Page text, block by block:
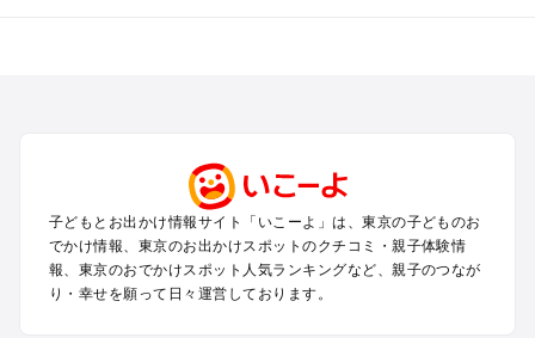
町田・相模原・愛川・上野原のプールお出かけ
渋谷・原宿・恵比寿・中目黒・自由が丘のプールお出かけ
池袋・赤羽・王子・巣鴨・目白・石神井のプールお出かけ
新宿・高田馬場・代々木・千駄ヶ谷のプールお出かけ
銀座・丸の内・日本橋・有楽町・築地・月島のプールお出かけ
子どもとお出かけ情報サイト「いこーよ」は、東京の子どものお
でかけ情報、東京のお出かけスポットのクチコミ・親子体験情
報、東京のおでかけスポット人気ランキングなど、親子のつなが
り・幸せを願って日々運営しております。